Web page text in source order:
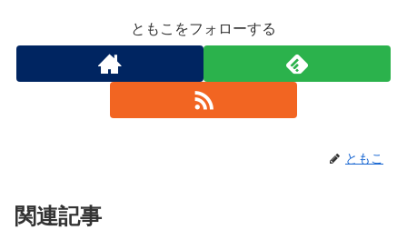
ともこをフォローする
ともこ
関連記事